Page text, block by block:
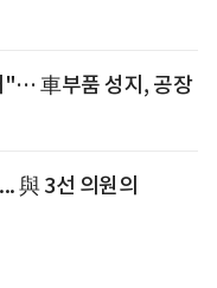
"… 車부품 성지, 공장
與 3선 의원의